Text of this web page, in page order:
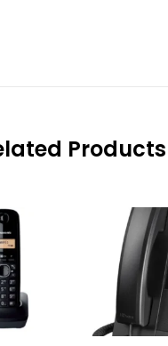
Products